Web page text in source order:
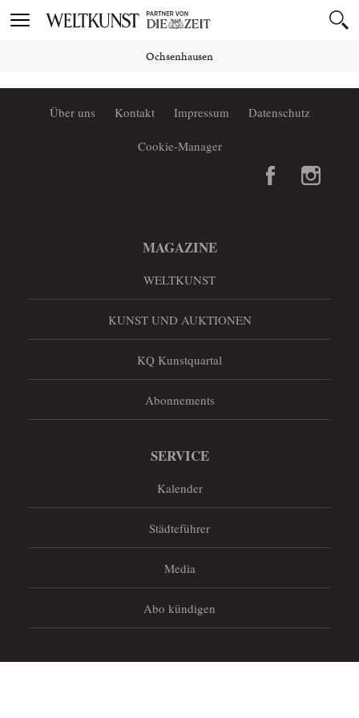
Toggle
Ochsenhausen
Über uns Kontakt Impressum Datenschutz
Cookie-Manager
MAGAZINE
WELTKUNST
KUNST UND AUKTIONEN
KQ Kunstquartal
Abonnements
SERVICE
Kalender
Städteführer
Media
Abo kündigen